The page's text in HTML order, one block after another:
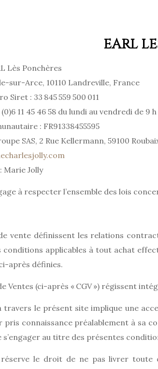
EARL
Lès Ponchères
sur-Arce, 10110 Landreville, France
Siret : 33 845 559 500 011
11 45 46 58 du lundi au vendredi de 9 h
: FR91338455595
SAS, 2 Rue Kellermann, 59100
Marie Jolly
à respecter l’ensemble des lois
vente définissent les relations
conditions applicables à tout achat
après définies.
Ventes (ci-après « CGV ») régissent
travers le présent site implique une
pris connaissance préalablement à sa
au titre des présentes
réserve le droit de ne pas livrer